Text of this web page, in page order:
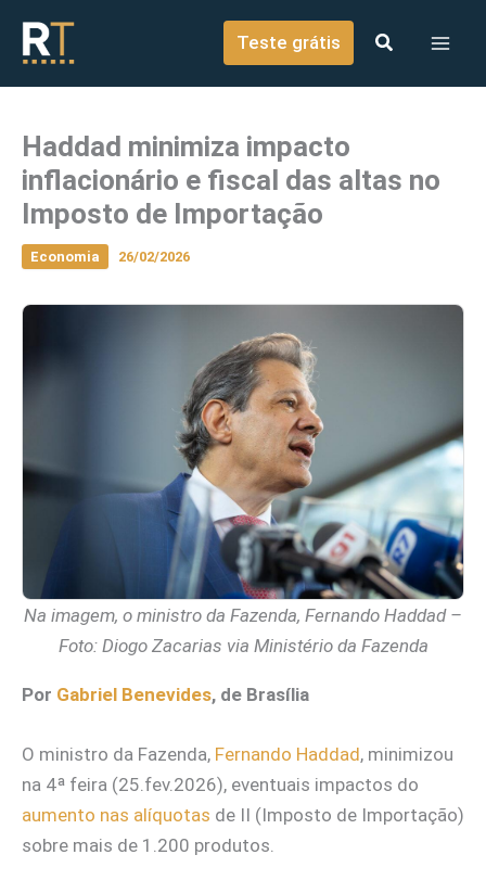
conteúdo
Teste grátis
Haddad minimiza impacto
inflacionário e fiscal das altas no
Imposto de Importação
Economia 26/02/2026
Na imagem, o ministro da Fazenda, Fernando Haddad –
Foto: Diogo Zacarias via Ministério da Fazenda
Por Gabriel Benevides, de Brasília
O ministro da Fazenda, Fernando Haddad, minimizou
na 4ª feira (25.fev.2026), eventuais impactos do
aumento nas alíquotas de II (Imposto de Importação)
sobre mais de 1.200 produtos.